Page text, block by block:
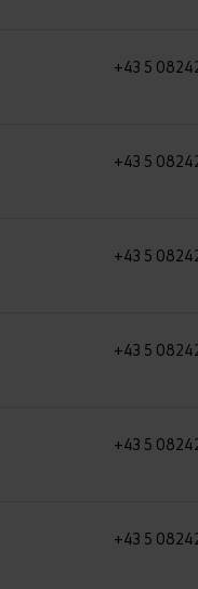
+43 5
+43 5
+43 5
+43 5
+43 5
+43 5